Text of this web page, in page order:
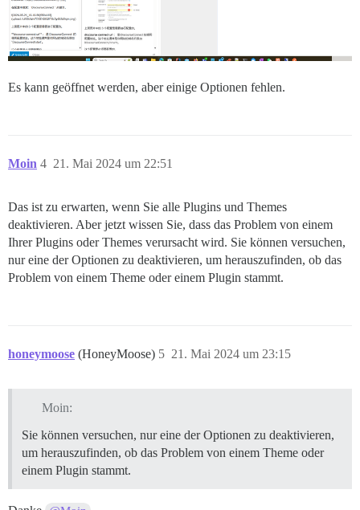
Es kann geöffnet werden, aber einige Optionen fehlen.
Moin 21. Mai 2024 um 22:51
4
Das ist zu erwarten, wenn Sie alle Plugins und Themes
deaktivieren. Aber jetzt wissen Sie, dass das Problem von einem
Ihrer Plugins oder Themes verursacht wird. Sie können versuchen,
nur eine der Optionen zu deaktivieren, um herauszufinden, ob das
Problem von einem Theme oder einem Plugin stammt.
honeymoose (HoneyMoose) 21. Mai 2024 um 23:15
5
Moin:
Sie können versuchen, nur eine der Optionen zu deaktivieren,
um herauszufinden, ob das Problem von einem Theme oder
einem Plugin stammt.